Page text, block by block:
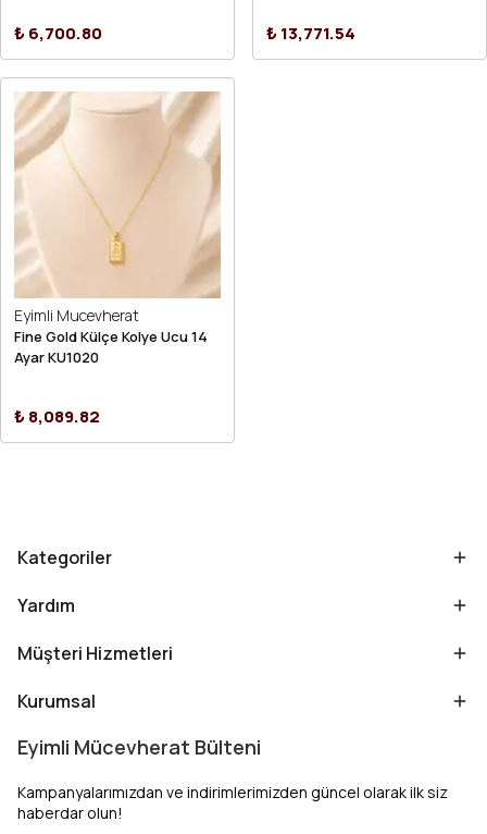
₺ 6,700.80 ₺ 13,771.54
Eyimli Mucevherat
Fine Gold Külçe Kolye Ucu 14
Ayar KU1020
₺ 8,089.82
Kategoriler
Yardım
Müşteri Hizmetleri
Kurumsal
Eyimli Mücevherat Bülteni
Kampanyalarımızdan ve indirimlerimizden güncel olarak ilk siz
haberdar olun!